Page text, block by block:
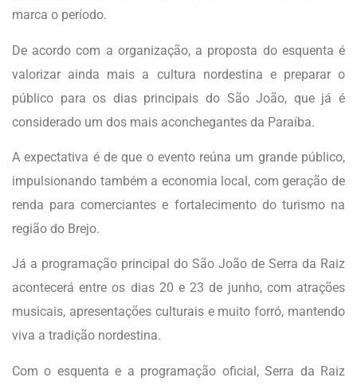
marca o período.
De acordo com a organização, a proposta do esquenta é
valorizar ainda mais a cultura nordestina e preparar o
público para os dias principais do São João, que já é
considerado um dos mais aconchegantes da Paraíba.
A expectativa é de que o evento reúna um grande público,
impulsionando também a economia local, com geração de
renda para comerciantes e fortalecimento do turismo na
região do Brejo.
Já a programação principal do São João de Serra da Raiz
acontecerá entre os dias 20 e 23 de junho, com atrações
musicais, apresentações culturais e muito forró, mantendo
viva a tradição nordestina.
Com o esquenta e a programação oficial, Serra da Raiz